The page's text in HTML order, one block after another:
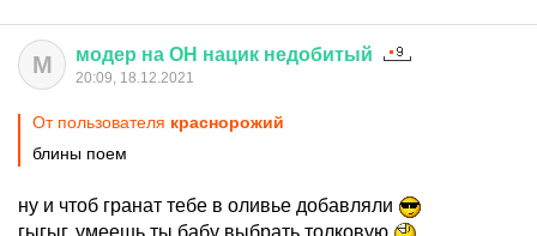
М модер на ОН нацик недобитый
20:09, 18.12.2021
От пользователя краснорожий
блины поем
ну и чтоб гранат тебе в оливье добавляли
гыгыг. умеешь ты бабу выбрать толковую